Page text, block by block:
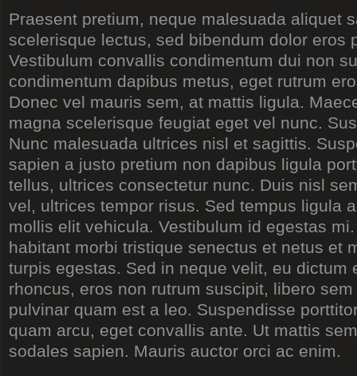
Praesent pretium, neque malesuada aliquet
scelerisque lectus, sed bibendum dolor eros
Vestibulum convallis condimentum dui non
condimentum dapibus metus, eget rutrum
Donec vel mauris sem, at mattis ligula.
magna scelerisque feugiat eget vel nunc.
Nunc malesuada ultrices nisl et sagittis.
sapien a justo pretium non dapibus ligula
tellus, ultrices consectetur nunc. Duis nisl
vel, ultrices tempor risus. Sed tempus ligula
mollis elit vehicula. Vestibulum id egestas
habitant morbi tristique senectus et netus et
turpis egestas. Sed in neque velit, eu dictum
rhoncus, eros non rutrum suscipit, libero
pulvinar quam est a leo. Suspendisse
quam arcu, eget convallis ante. Ut mattis
sodales sapien. Mauris auctor orci ac enim.